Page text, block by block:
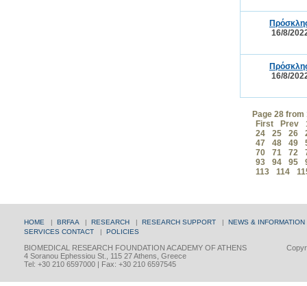
16/8/
16/8/
Page 28 from
First
Prev
24
25 26
47
48 49
70
71 72
93
94 95
113
114
HOME | BRFAA | RESEARCH | RESEARCH SUPPORT | NEWS & INFORMATION
SERVICES CONTACT | POLICIES
BIOMEDICAL RESEARCH FOUNDATION ACADEMY OF ATHENS
4 Soranou Ephessiou St., 115 27 Athens, Greece
Tel: +30 210 6597000 | Fax: +30 210 6597545